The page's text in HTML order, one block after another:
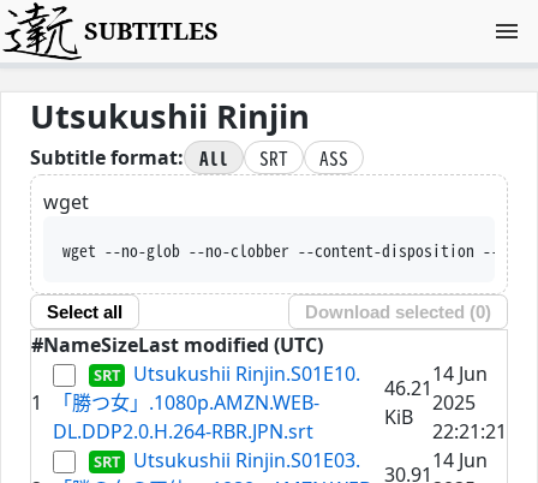
SUBTITLES
Utsukushii Rinjin
Subtitle format: All SRT
ASS
wget
wget --no-glob --no-clobber --content-disposition --trust-server-
Select all Download selected (0)
#NameSizeLast modified (UTC)
1
Utsukushii Rinjin.S01E10.
「勝つ女」.1080p.AMZN.WEB-
DL.DDP2.0.H.264-RBR.JPN.srt
46.21
KiB
14 Jun
2025
22:21:21
Utsukushii Rinjin.S01E03.
30.91
14 Jun